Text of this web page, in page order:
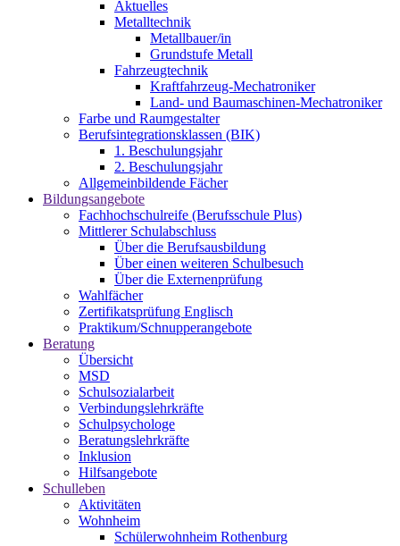
Aktuelles
Metalltechnik
Metallbauer/in
Grundstufe Metall
Fahrzeugtechnik
Kraftfahrzeug-Mechatroniker
Land- und Baumaschinen-Mechatroniker
Farbe und Raumgestalter
Berufsintegrationsklassen (BIK)
1. Beschulungsjahr
2. Beschulungsjahr
Allgemeinbildende Fächer
Bildungsangebote
Fachhochschulreife (Berufsschule Plus)
Mittlerer Schulabschluss
Über die Berufsausbildung
Über einen weiteren Schulbesuch
Über die Externenprüfung
Wahlfächer
Zertifikatsprüfung Englisch
Praktikum/Schnupperangebote
Beratung
Übersicht
MSD
Schulsozialarbeit
Verbindungslehrkräfte
Schulpsychologe
Beratungslehrkräfte
Inklusion
Hilfsangebote
Schulleben
Aktivitäten
Wohnheim
Schülerwohnheim Rothenburg